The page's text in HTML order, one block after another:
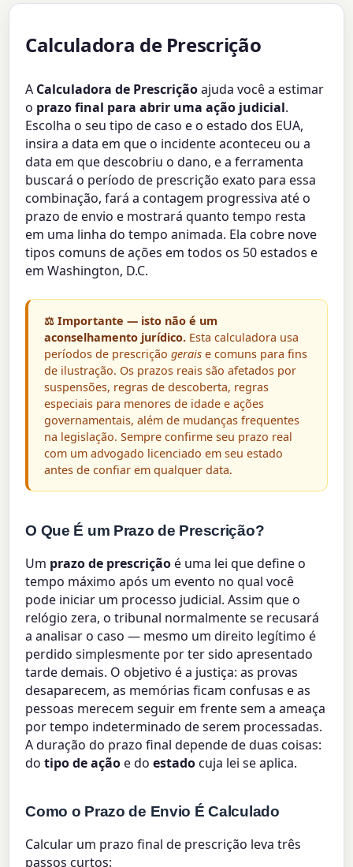
Calculadora de Prescrição
A Calculadora de Prescriçãoajuda você a estimar
o prazo final para abrir uma ação judicial.
Escolha o seu tipo de caso e o estado dos EUA,
insira a data em que o incidente aconteceu ou a
data em que descobriu o dano, e a ferramenta
buscará o período de prescrição exato para essa
combinação, fará a contagem progressiva até o
prazo de envio e mostrará quanto tempo resta
em uma linha do tempo animada. Ela cobre nove
tipos comuns de ações em todos os 50 estados e
em Washington, D.C.
⚖️ Importante — isto não é um
aconselhamento jurídico. Esta calculadora usa
períodos de prescriçãogerais e comuns para fins
de ilustração. Os prazos reais são afetados por
suspensões, regras de descoberta, regras
especiais para menores de idade e ações
governamentais, além de mudanças frequentes
na legislação. Sempre confirme seu prazo real
com um advogado licenciado em seu estado
antes de confiar em qualquer data.
O Que É um Prazo de Prescrição?
Um prazo de prescriçãoé uma lei que define o
tempo máximo após um evento no qual você
pode iniciar um processo judicial. Assim que o
relógio zera, o tribunal normalmente se recusará
a analisar o caso — mesmo um direito legítimo é
perdido simplesmente por ter sido apresentado
tarde demais. O objetivo é a justiça: as provas
desaparecem, as memórias ficam confusas e as
pessoas merecem seguir em frente sem a ameaça
por tempo indeterminado de serem processadas.
A duração do prazo final depende de duas coisas:
dotipo de açãoe doestadocuja lei se aplica.
Como o Prazo de Envio É Calculado
Calcular um prazo final de prescrição leva três
passos curtos: